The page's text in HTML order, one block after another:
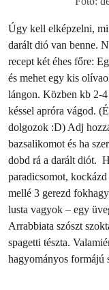
Úgy kell elképzelni,
darált dió van benne.
recept két éhes főre:
és mehet egy kis
lángon. Közben kb 2-
késsel apróra vágod.
dolgozok :D) Adj
bazsalikomot és ha
dobd rá a darált diót.
paradicsomot,
mellé 3 gerezd
lusta vagyok – egy
Arrabbiata szószt
spagetti tészta.
hagyományos formájú